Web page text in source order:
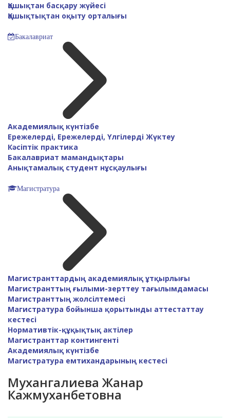
Қашықтан басқару жүйесі
Қашықтықтан оқыту орталығы
Бакалавриат
Академиялық күнтізбе
Ережелерді, Ережелерді, Үлгілерді Жүктеу
Кәсіптік практика
Бакалавриат мамандықтары
Анықтамалық студент нұсқаулығы
Магистратура
Магистранттардың академиялық ұтқырлығы
Магистранттың ғылыми-зерттеу тағылымдамасы
Магистранттың жолсілтемесі
Магистратура бойынша қорытынды аттестаттау
кестесі
Нормативтік-құқықтық актілер
Магистранттар контингенті
Академиялық күнтізбе
Магистратура емтихандарының кестесі
Мухангалиева Жанар
Кажмуханбетовна